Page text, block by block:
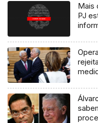
Mais
PJ